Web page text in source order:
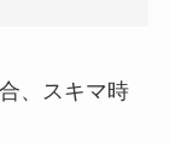
、スキマ時